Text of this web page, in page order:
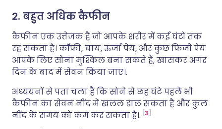
2. बहुत अधिक कैफीन
कैफीन एक उत्तेजक है जो आपके शरीर में कई घंटों तक
रह सकता है। कॉफी, चाय, ऊर्जा पेय, और कुछ फिजी पेय
आपके लिए सोना मुश्किल बना सकते हैं, खासकर अगर
दिन के बाद में सेवन किया जाए।.
अध्ययनों से पता चला है कि सोने से छह घंटे पहले भी
कैफीन का सेवन नींद में खलल डाल सकता है और कुल
नींद के समय को कम कर सकता है।. 3